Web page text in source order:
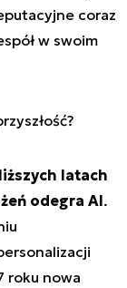
coraz
w swoim
latach
odegra AI.
roku nowa